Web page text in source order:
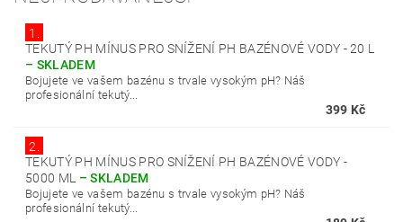
1.
TEKUTÝ PH MÍNUS PRO SNÍŽENÍ PH BAZÉNOVÉ VODY - 20 L
– SKLADEM
Bojujete ve vašem bazénu s trvale vysokým pH? Náš
profesionální tekutý...
399 Kč
2.
TEKUTÝ PH MÍNUS PRO SNÍŽENÍ PH BAZÉNOVÉ VODY -
5000 ML –SKLADEM
Bojujete ve vašem bazénu s trvale vysokým pH? Náš
profesionální tekutý...